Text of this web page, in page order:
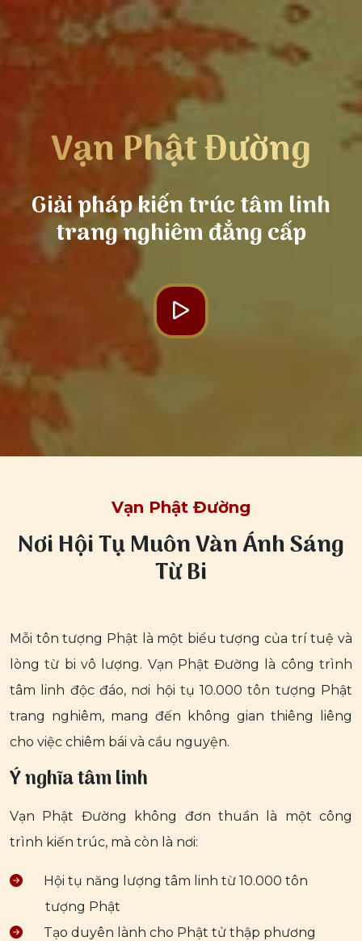
Vạn Phật Đường
Giải pháp kiến trúc tâm linh
trang nghiêm đẳng cấp
Vạn Phật Đường
Nơi Hội Tụ Muôn Vàn Ánh Sáng
Từ Bi
Mỗi tôn tượng Phật là một biểu tượng của trí tuệ và
lòng từ bi vô lượng. Vạn Phật Đường là công trình
tâm linh độc đáo, nơi hội tụ 10.000 tôn tượng Phật
trang nghiêm, mang đến không gian thiêng liêng
cho việc chiêm bái và cầu nguyện.
Ý nghĩa tâm linh
Vạn Phật Đường không đơn thuần là một công
trình kiến trúc, mà còn là nơi:
Hội tụ năng lượng tâm linh từ 10.000 tôn
tượng Phật
Tạo duyên lành cho Phật tử thập phương